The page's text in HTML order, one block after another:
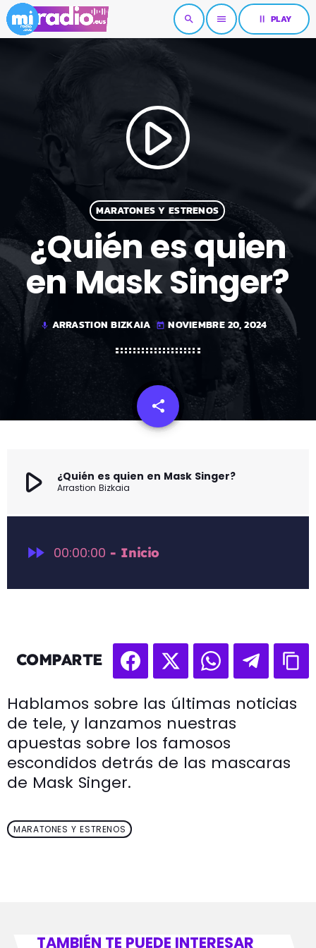
search menu pause PLAY
play_arrow
MARATONES Y ESTRENOS
¿Quién es quien
en Mask Singer?
mic ARRASTION BIZKAIA today NOVIEMBRE 20, 2024
share
email
play_arrow ¿Quién es quien en Mask Singer?
Arrastion Bizkaia
fast_forward 00:00:00 - Inicio
COMPARTE
Hablamos sobre las últimas noticias
de tele, y lanzamos nuestras
apuestas sobre los famosos
escondidos detrás de las mascaras
de Mask Singer.
MARATONES Y ESTRENOS
TAMBIÉN TE PUEDE INTERESAR